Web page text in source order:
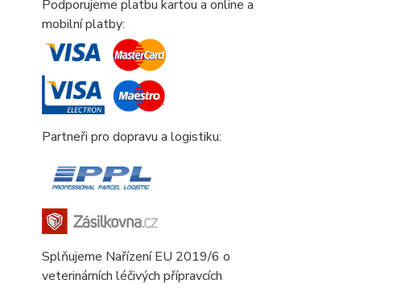
Podporujeme platbu kartou a online a
mobilní platby:
Partneři pro dopravu a logistiku:
Splňujeme Nařízení EU 2019/6 o
veterinárních léčivých přípravcích